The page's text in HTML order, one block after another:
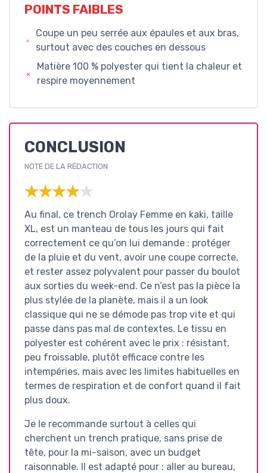
POINTS FAIBLES
Coupe un peu serrée aux épaules et aux bras,
surtout avec des couches en dessous
Matière 100 % polyester qui tient la chaleur et
respire moyennement
CONCLUSION
NOTE DE LA RÉDACTION
★★★★★
★★★★★
Au final, ce trench Orolay Femme en kaki, taille
XL, est un manteau de tous les jours qui fait
correctement ce qu’on lui demande : protéger
de la pluie et du vent, avoir une coupe correcte,
et rester assez polyvalent pour passer du boulot
aux sorties du week-end. Ce n’est pas la pièce la
plus stylée de la planète, mais il a un look
classique qui ne se démode pas trop vite et qui
passe dans pas mal de contextes. Le tissu en
polyester est cohérent avec le prix : résistant,
peu froissable, plutôt efficace contre les
intempéries, mais avec les limites habituelles en
termes de respiration et de confort quand il fait
plus doux.
Je le recommande surtout à celles qui
cherchent un trench pratique, sans prise de
tête, pour la mi-saison, avec un budget
raisonnable. Il est adapté pour : aller au bureau,